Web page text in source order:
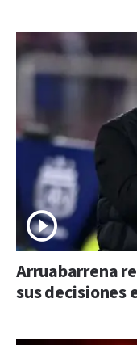
Arruabarrena
sus decisiones